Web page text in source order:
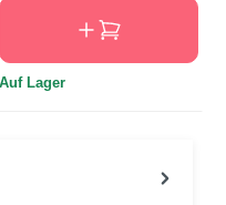
Auf Lager